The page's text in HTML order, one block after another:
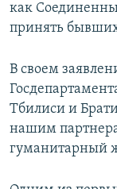
как
принять
В своем
Тбилиси и
нашим
гуманитарный